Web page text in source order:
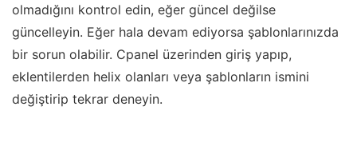
olmadığını kontrol edin, eğer güncel değilse
güncelleyin. Eğer hala devam ediyorsa şablonlarınızda
bir sorun olabilir. Cpanel üzerinden giriş yapıp,
eklentilerden helix olanları veya şablonların ismini
değiştirip tekrar deneyin.